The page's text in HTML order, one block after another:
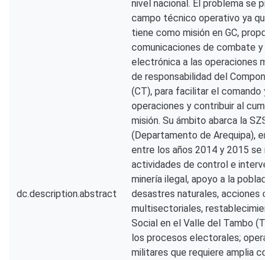
dc.description.abstract
nivel nacional. El problema se
campo técnico operativo ya que
tiene como misión en GC,
comunicaciones de combate y
electrónica a las operaciones
de responsabilidad del
(CT), para facilitar el comando y
operaciones y contribuir al
misión. Su ámbito abarca la
(Departamento de Arequipa), en
entre los años 2014 y 2015 se
actividades de control e
minería ilegal, apoyo a la
desastres naturales, acciones
multisectoriales,
Social en el Valle del Tambo
los procesos electorales;
militares que requiere amplia